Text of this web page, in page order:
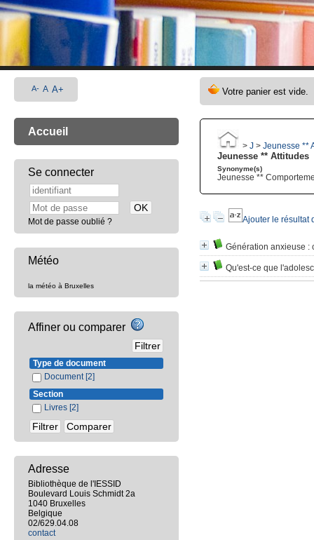
> J > Jeunesse **
Jeunesse ** Attitudes
Synonyme(s)
Jeunesse **
Ajouter le résultat
Génération anxieuse :
Qu'est-ce que
A- A A+
Accueil
Se connecter
Mot de passe oublié ?
Météo
la météo à Bruxelles
Affiner ou comparer
Type de document
Document [2]
Section
Livres [2]
Adresse
Bibliothèque de l'IESSID
Boulevard Louis Schmidt 2a
1040 Bruxelles
Belgique
02/629.04.08
contact